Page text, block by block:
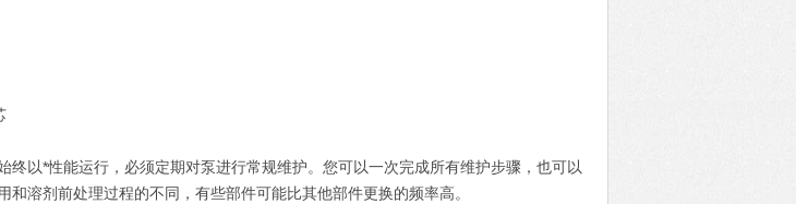
终以*性能运行，必须定期对泵进行常规维护。您可以一次完成所有维护步骤，也可以
和溶剂前处理过程的不同，有些部件可能比其他部件更换的频率高。